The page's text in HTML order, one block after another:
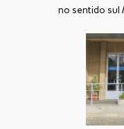
no sentido sul